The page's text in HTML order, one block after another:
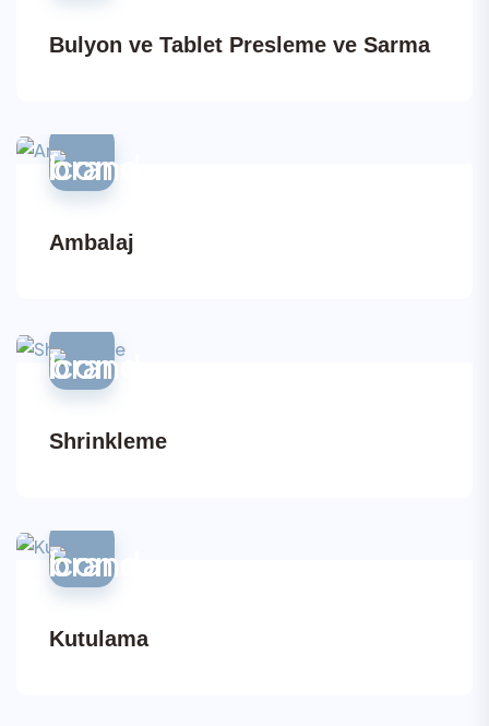
Bulyon ve Tablet Presleme ve Sarma
Ambalaj
Shrinkleme
Kutulama